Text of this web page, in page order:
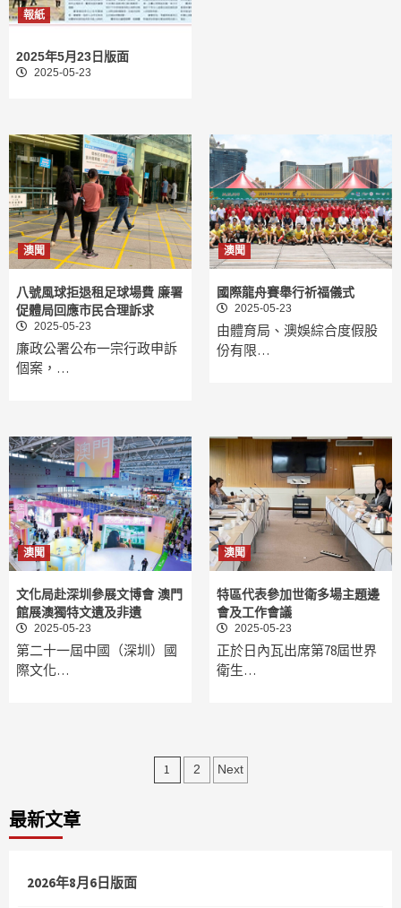
報紙
2025年5月23日版面
2025-05-23
澳聞
八號風球拒退租足球場費 廉署
促體局回應市民合理訴求
2025-05-23
廉政公署公布一宗行政申訴
個案，…
澳聞
國際龍舟賽舉行祈福儀式
2025-05-23
由體育局、澳娛綜合度假股
份有限…
澳聞
文化局赴深圳參展文博會 澳門
館展澳獨特文遺及非遺
2025-05-23
第二十一屆中國（深圳）國
際文化…
澳聞
特區代表參加世衛多場主題邊
會及工作會議
2025-05-23
正於日內瓦出席第78屆世界
衛生…
文
1 2 Next
最新文章
2026年8月6日版面